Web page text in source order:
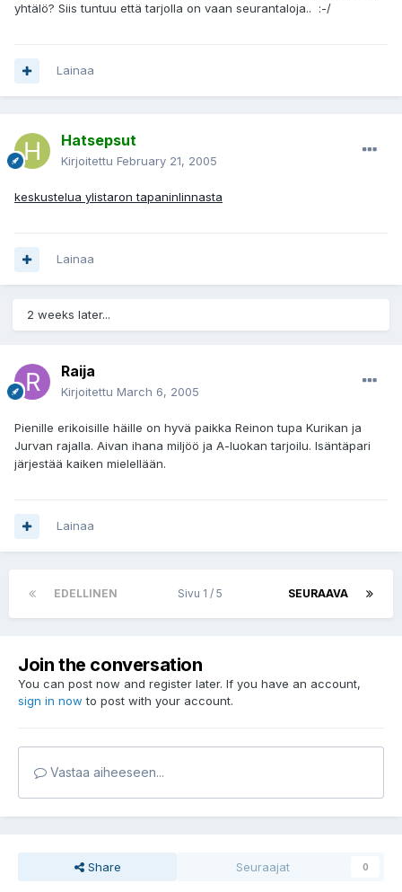
yhtälö? Siis tuntuu että tarjolla on vaan seurantaloja.. :-/
Lainaa
Hatsepsut
Kirjoitettu February 21, 2005
keskustelua ylistaron tapaninlinnasta
Lainaa
2 weeks later...
Raija
Kirjoitettu March 6, 2005
Pienille erikoisille häille on hyvä paikka Reinon tupa Kurikan ja
Jurvan rajalla. Aivan ihana miljöö ja A-luokan tarjoilu. Isäntäpari
järjestää kaiken mielellään.
Lainaa
EDELLINEN SEURAAVA
Sivu 1 / 5
Join the conversation
You can post now and register later. If you have an account,
sign in now to post with your account.
Vastaa aiheeseen...
Share Seuraajat 0